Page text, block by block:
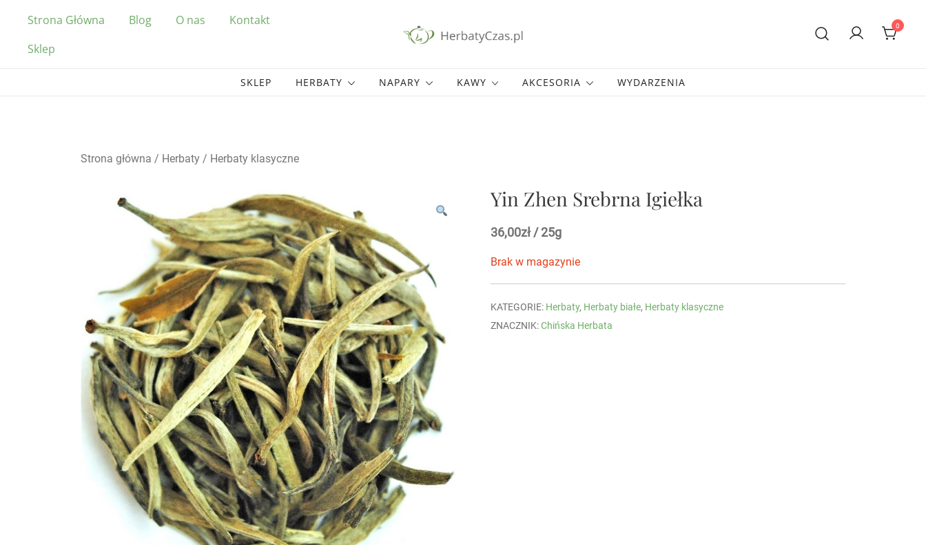
Strona Główna Blog O nas
Kontakt
Sklep
0
SKLEP HERBATY NAPARY KAWY AKCESORIA WYDARZENIA
Strona główna / Herbaty / Herbaty klasyczne
Yin Zhen Srebrna Igiełka
36,00zł/ 25g
Brak w magazynie
KATEGORIE: Herbaty, Herbaty białe, Herbaty klasyczne
ZNACZNIK:Chińska Herbata